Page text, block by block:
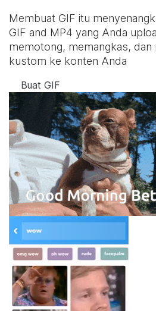
Membuat GIF itu
GIF and MP4 yang Anda
memotong, memangkas, dan
kustom ke konten Anda
Buat GIF